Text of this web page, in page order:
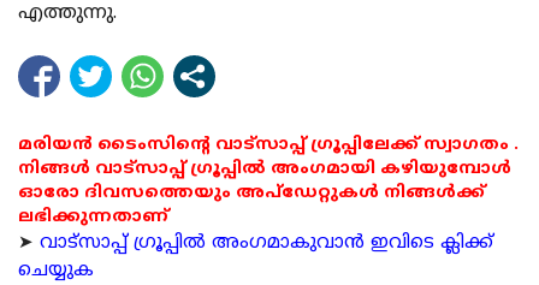
എത്തുന്നു.
മരിയൻ ടൈംസിന്റെ വാട്സാപ്പ് ഗ്രൂപ്പിലേക്ക് സ്വാഗതം .
നിങ്ങൾ വാട്സാപ്പ് ഗ്രൂപ്പിൽ അംഗമായി കഴിയുമ്പോൾ
ഓരോ ദിവസത്തെയും അപ്ഡേറ്റുകൾ നിങ്ങൾക്ക്
ലഭിക്കുന്നതാണ്
➤ വാട്സാപ്പ് ഗ്രൂപ്പിൽ അംഗമാകുവാൻ ഇവിടെ ക്ലിക്ക്
ചെയ്യുക